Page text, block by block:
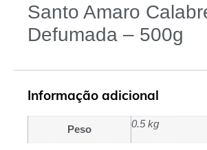
Santo Amaro
Defumada – 500g
Informação adicional
Peso 0.5 kg